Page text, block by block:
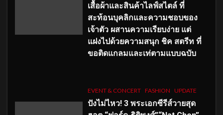
เสื้อผ้าและสินค้าไลฟ์สไตล์ ที่
สะท้อนบุคลิกและความชอบของ
เจ้าตัว ผสานความเรียบง่าย แต่
แฝงไปด้วยความสนุก ชิค สตรีท ที่
ขอติดแกลมและเท่ตามแบบฉบับ
EVENT & CONCERT FASHION UPDATE
ปังไม่ไหว! 3 พระเอกซีรีส์วายสุด